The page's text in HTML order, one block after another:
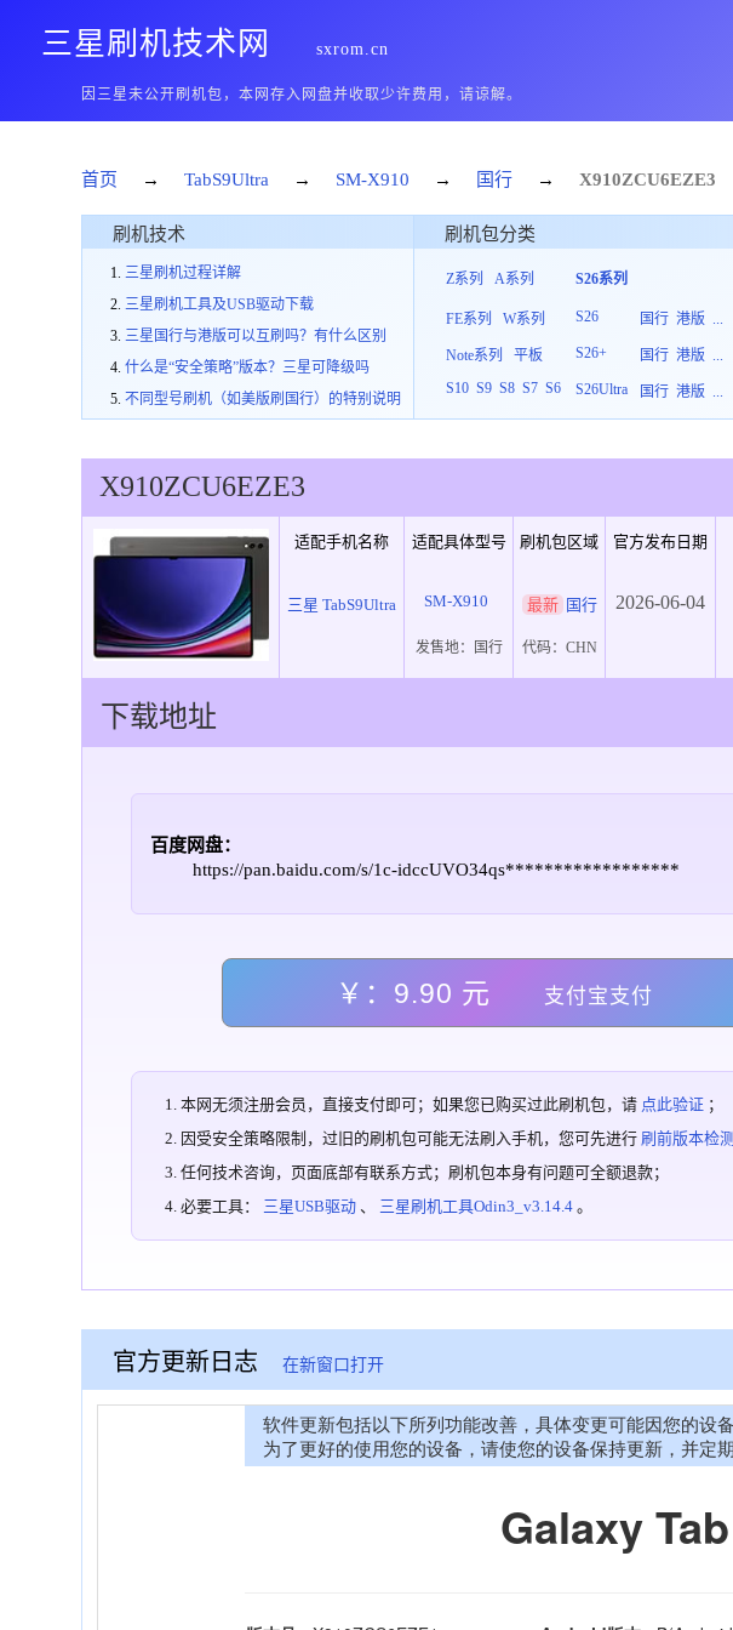
三星刷机技术网 sxrom.cn
因三星未公开刷机包，本网存入网盘并收取少许费用，请谅解。
首页 → TabS9Ultra → SM-X910 → 国行 → X910ZCU6EZE3
刷机技术
三星刷机过程详解
三星刷机工具及USB驱动下载
三星国行与港版可以互刷吗？有什么区别
什么是“安全策略”版本？三星可降级吗
不同型号刷机（如美版刷国行）的特别说明
刷机包分类
Z系列 A系列
FE系列 W系列
Note系列
平板
S10 S9 S8 S7 S6
S26系列
S26 国行 港版 ...
S26+
国行 港版 ...
S26Ultra
国行 港版 ...
X910ZCU6EZE3
适配手机名称 适配具体型号 刷机包区域 官方发布日期
三星 TabS9Ultra SM-X910 最新 国行 2026-06-04
发售地： 国行 代码： CHN
下载地址
百度网盘：
https://pan.baidu.com/s/1c-idccUVO34qs******************
￥：9.90 元 支付宝支付
本网无须注册会员，直接支付即可；如果您已购买过此刷机包，请 点此验证 ；
因受安全策略限制，过旧的刷机包可能无法刷入手机，您可先进行 刷前版本检测
任何技术咨询，页面底部有联系方式；刷机包本身有问题可全额退款；
必要工具： 三星USB驱动 、 三星刷机工具Odin3_v3.14.4 。
官方更新日志在新窗口打开